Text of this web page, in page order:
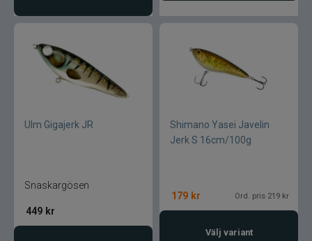
Ulm Gigajerk JR
Snaskargösen
449 kr
Shimano Yasei Javelin
Jerk S 16cm/100g
179 kr Ord. pris 219 kr
Välj variant